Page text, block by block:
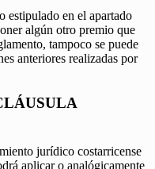
estipulado en el apartado
algún otro premio que
tampoco se puede
anteriores realizadas por
jurídico costarricense
aplicar o analógicamente